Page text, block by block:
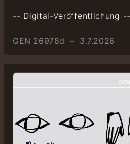
-- Digital-Veröffentlichung --
GEN 26978d – 3.7.2026